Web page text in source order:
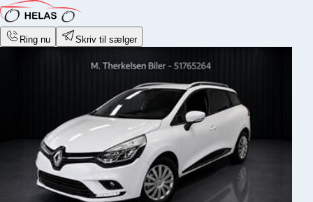
Ring nu Skriv til sælger